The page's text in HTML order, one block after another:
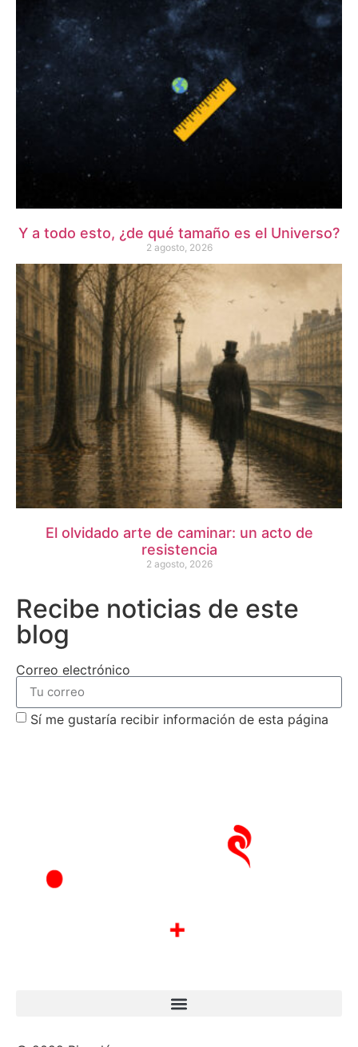
Y a todo esto, ¿de qué tamaño es el Universo?
2 agosto, 2026
El olvidado arte de caminar: un acto de
resistencia
2 agosto, 2026
Recibe noticias de este
blog
Correo electrónico
Sí me gustaría recibir información de esta página